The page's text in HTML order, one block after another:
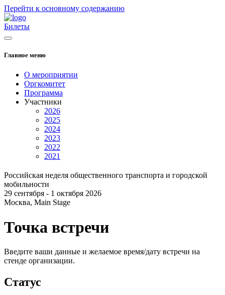
Перейти к основному содержанию
Билеты
Главное меню
О мероприятии
Оргкомитет
Программа
Участники
2026
2025
2024
2023
2022
2021
Российская неделя общественного транспорта и городской
мобильности
29 сентября - 1 октября 2026
Москва, Main Stage
Точка встречи
Введите ваши данные и желаемое время/дату встречи на
стенде организации.
Статус